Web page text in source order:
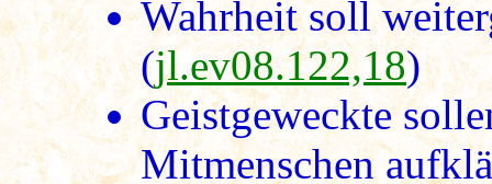
Wahrheit soll
(jl.ev08.122,18)
Geistgeweckte
Mitmenschen